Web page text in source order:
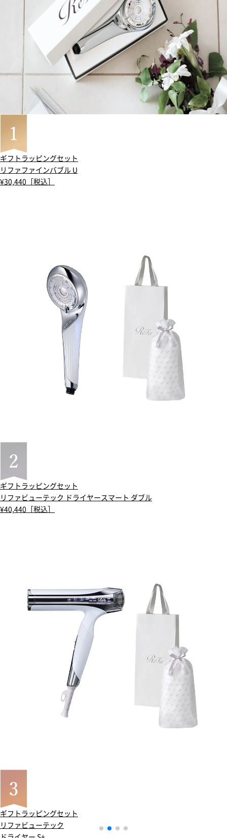
ギフトラッピングセット
リファファインバブル U
¥30,440［税込］
ギフトラッピングセット
リファビューテック ドライヤースマート ダブル
¥40,440［税込］
ギフトラッピングセット
リファビューテック